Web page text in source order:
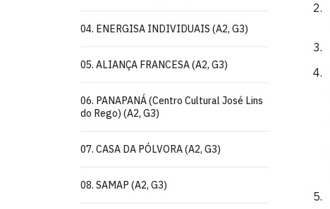
04. ENERGISA INDIVIDUAIS (A2, G3)
05. ALIANÇA FRANCESA (A2, G3)
06. PANAPANÁ (Centro Cultural José Lins
do Rego) (A2, G3)
07. CASA DA PÓLVORA (A2, G3)
08. SAMAP (A2, G3)